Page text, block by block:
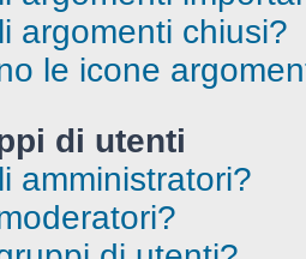
argomenti chiusi?
le icone
di utenti
amministratori?